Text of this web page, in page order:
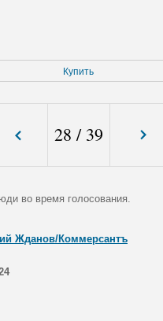
Купить
28 / 39
во время голосования.
Жданов/Коммерсантъ